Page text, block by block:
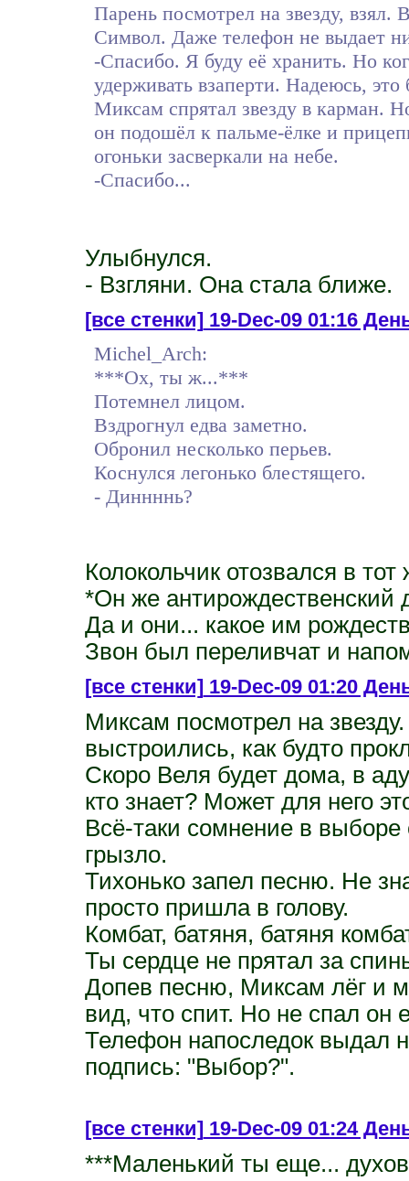
Парень посмотрел на звезду, взял.
Символ. Даже телефон не выдает
-Спасибо. Я буду её хранить. Но
удерживать взаперти. Надеюсь,
Миксам спрятал звезду в карман.
он подошёл к пальме-ёлке и
огоньки засверкали на небе.
-Спасибо...
Улыбнулся.
- Взгляни. Она стала ближе.
[все стенки]19-Dec-09 01:16
Michel_Arch:
***Ох, ты ж...***
Потемнел лицом.
Вздрогнул едва заметно.
Обронил несколько перьев.
Коснулся легонько блестящего.
- Диннннь?
Колокольчик отозвался в тот
*Он же антирождественский
Да и они... какое им
Звон был переливчат и
[все стенки]19-Dec-09 01:20
Миксам посмотрел на
выстроились, как будто
Скоро Веля будет дома, в
кто знает? Может для него
Всё-таки сомнение в
грызло.
Тихонько запел песню. Не
просто пришла в голову.
Комбат, батяня, батяня
Ты сердце не прятал за
Допев песню, Миксам лёг и
вид, что спит. Но не спал он
Телефон напоследок выдал
подпись: "Выбор?".
[все стенки]19-Dec-09 01:24
***Маленький ты еще...